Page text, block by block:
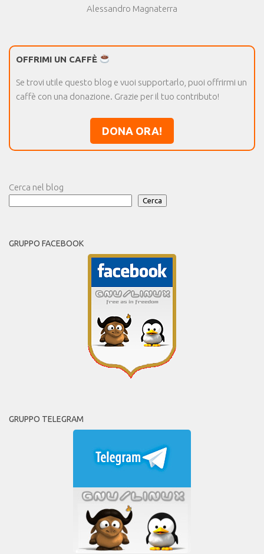
Alessandro Magnaterra
OFFRIMI UN CAFFÈ
Se trovi utile questo blog e vuoi supportarlo, puoi offrirmi un
caffè con una donazione. Grazie per il tuo contributo!
DONA ORA!
Cerca nel blog
Cerca
GRUPPO FACEBOOK
GRUPPO TELEGRAM